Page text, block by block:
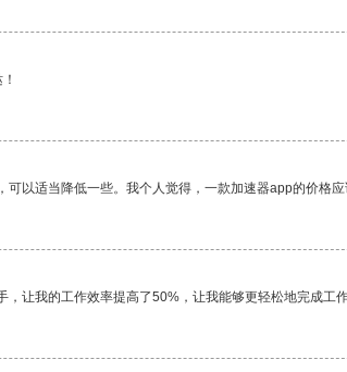
以适当降低一些。我个人觉得，一款加速器app的价格应
让我的工作效率提高了50%，让我能够更轻松地完成工作